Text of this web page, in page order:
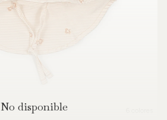
No disponible